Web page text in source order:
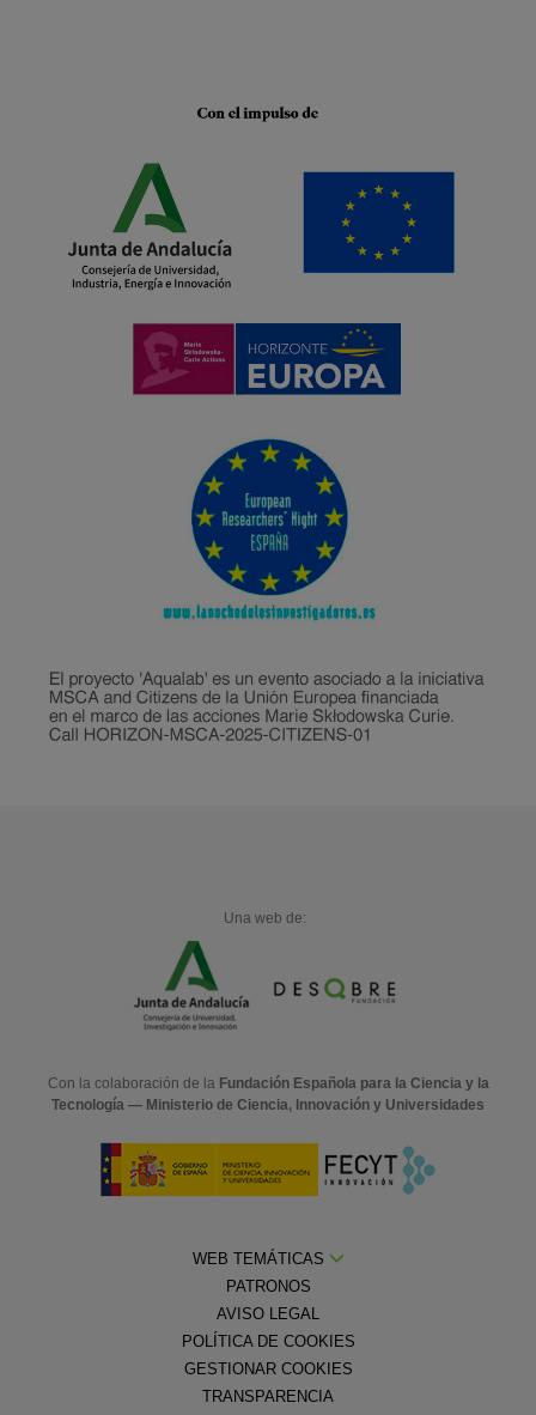
Una web de:
Con la colaboración de la Fundación Española para la Ciencia y la
Tecnología — Ministerio de Ciencia, Innovación y Universidades
WEB TEMÁTICAS
PATRONOS
AVISO LEGAL
POLÍTICA DE COOKIES
GESTIONAR COOKIES
TRANSPARENCIA